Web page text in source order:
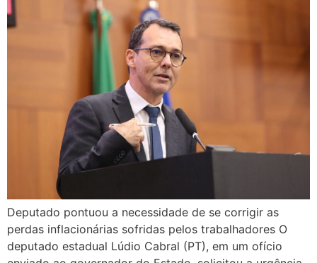
Deputado pontuou a necessidade de se corrigir as
perdas inflacionárias sofridas pelos trabalhadores O
deputado estadual Lúdio Cabral (PT), em um ofício